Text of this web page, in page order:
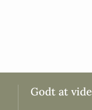
Godt at vide